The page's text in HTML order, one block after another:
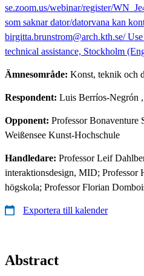
se.zoom.us/webinar/register/
som saknar dator/datorvana kan
birgitta.brunstrom@arch.kth.se/
technical assistance, Stockholm
Ämnesområde: Konst, teknik och
Respondent: Luis Berríos-Negrón
Opponent: Professor Bonaventure
Weißensee Kunst-Hochschule
Handledare: Professor Leif
interaktionsdesign, MID; Professor
högskola; Professor Florian
Exportera till kalender
Abstract